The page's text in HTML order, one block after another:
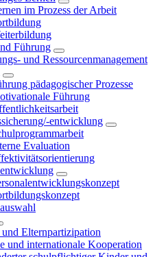
im Prozess der Arbeit
Führung
und Ressourcenmanagement
pädagogischer Prozesse
Führung
entwicklung
Evaluation
und Elternpartizipation
und internationale Kooperation